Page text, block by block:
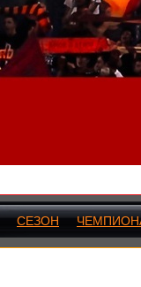
СЕЗОН